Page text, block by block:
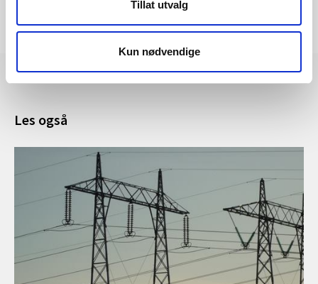
Tillat utvalg
Kun nødvendige
Les også